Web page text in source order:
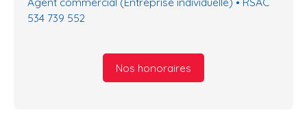
534 739 552
Nos honoraires